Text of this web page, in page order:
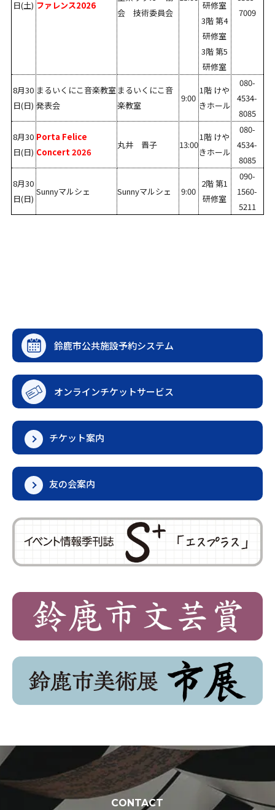
日(土) ファレンス2026
会 技術委員会
研修室
3階 第4
研修室
3階 第5
研修室
7009
8月30
日(日)
まるいくにこ音楽教室
発表会
まるいくにこ音
楽教室
9:00
1階 けや
きホール
080-
4534-
8085
8月30
日(日)
Porta Felice
Concert 2026
丸井 晋子 13:00
1階 けや
きホール
080-
4534-
8085
8月30
日(日)
Sunnyマルシェ Sunnyマルシェ 9:00
2階 第1
研修室
090-
1560-
5211
鈴鹿市公共施設予約システム
オンラインチケットサービス
チケット案内
友の会案内
CONTACT